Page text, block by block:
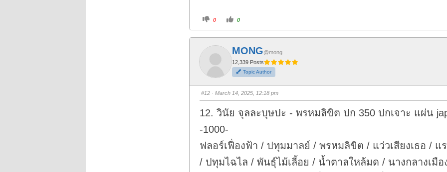
C
i
k
f
r
t
h
m
d
o
n
.
0
C
l
i
k
o
r
t
h
u
m
u
p
0
MONG@mong
12,339 Posts
Topic Author
#12· March 14, 2025, 12:18 pm
12. วินัย จุลละบุษปะ - พรหมลิขิต ปก 350 ปกเจาะ แผ่น
-1000-
ฟลอร์เฟื่องฟ้า / ปทุมมาลย์ / พรหมลิขิต / แว่วเสียงเธอ / แ
/ ปทุมไฉไล / พันธุ์ไม้เลี้อย / น้ำตาลใหล้มด / นางกลางเมือ